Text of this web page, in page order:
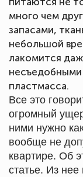
много чем
запасами,
небольшой
лакомится
несъедобными
пластмасса.
Все это
огромный
ними нужно
вообще не
квартире. Об
статье. Из